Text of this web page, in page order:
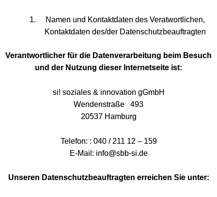
Namen und Kontaktdaten des Veratwortlichen,
Kontaktdaten des/der Datenschutzbeauftragten
Verantwortlicher für die Datenverarbeitung beim Besuch
und der Nutzung dieser Internetseite ist:
si! soziales & innovation gGmbH
Wendenstraße 493
20537 Hamburg
Telefon: : 040 / 211 12 – 159
E-Mail: info@sbb-si.de
Unseren Datenschutzbeauftragten erreichen Sie unter: